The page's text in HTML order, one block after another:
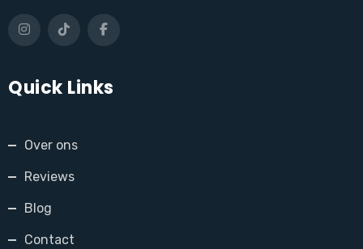
Quick Links
Over ons
Reviews
Blog
Contact